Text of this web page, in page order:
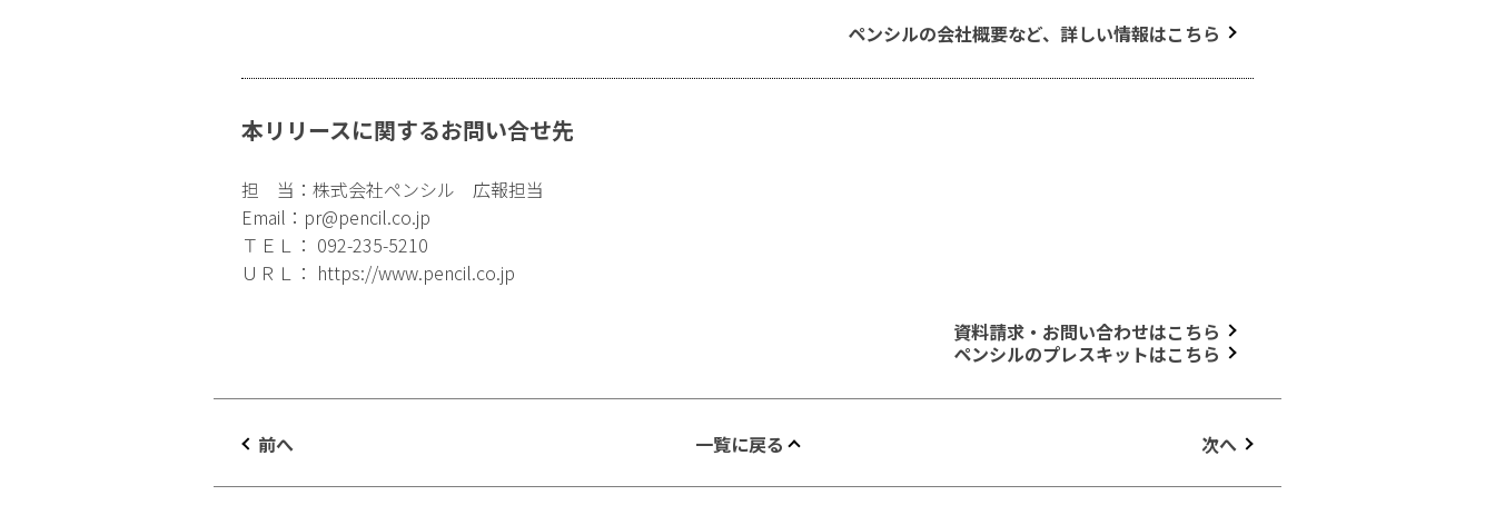
ペンシルの会社概要など、詳しい情報はこちら
本リリースに関するお問い合せ先
担 当：株式会社ペンシル 広報担当
Email： pr@pencil.co.jp
ＴＥＬ： 092-235-5210
ＵＲＬ： https://www.pencil.co.jp
資料請求・お問い合わせはこちら
ペンシルのプレスキットはこちら
前へ 一覧に戻る 次へ